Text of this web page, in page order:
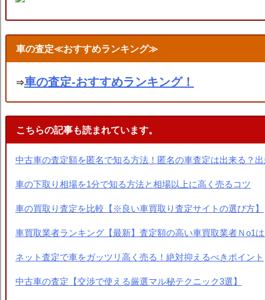
車の査定≪おすすめランキング≫
⇒車の査定‐おすすめランキング！
こちらの記事も読まれています。
中古車の査定額を匿名で知る方法！匿名の車査定は出来る？
車の下取り相場を1分で知る方法と相場以上に高く売るコツ
車の買取り査定を比較【※良い車買取り査定サイトの選び方】
車買取業者ランキング【最新】査定額の高い車買取業者Ｎo1
ネット査定で車をガッツリ高く売る！絶対抑えるべきポイント
中古車の査定【交渉で使える厳選マル秘テクニック3選】